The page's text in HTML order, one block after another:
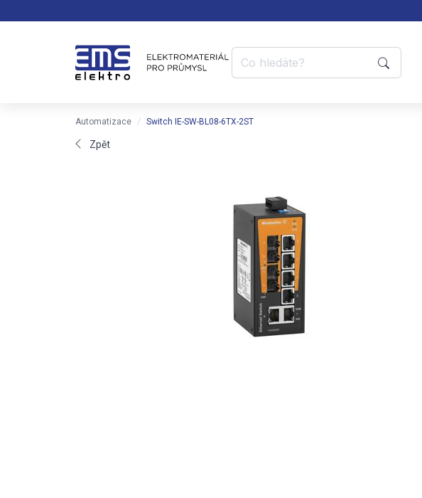
Automatizace Switch IE-SW-BL08-6TX-2ST
Zpět